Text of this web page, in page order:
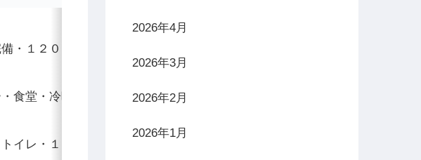
・１２０インチマルチビジョン
食堂・冷暖房完備・トイレ・場外発売時は無料（ドリンクは有料）
イレ・１００インチマルチビジョン・全席個人モニター設置
2026年4月
2026年3月
2026年2月
2026年1月